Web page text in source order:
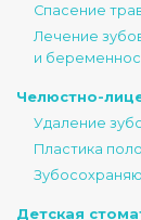
Спасение
Лечение
и
Челюстно-
Удаление
Пластика
Детская